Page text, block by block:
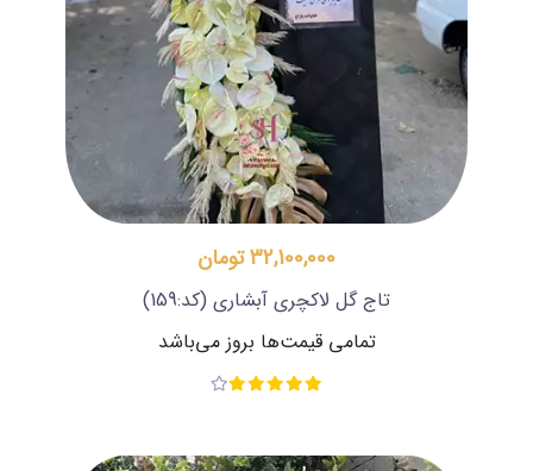
32,100,000 تومان
تاج گل لاکچری آبشاری (کد:159)
تمامی قیمت‌ها بروز می‌باشد